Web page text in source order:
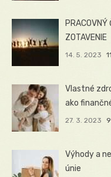
PRACOVNÝ
ZOTAVENIE
14. 5. 2023
Vlastné
ako
27. 3. 2023
Výhody a
únie